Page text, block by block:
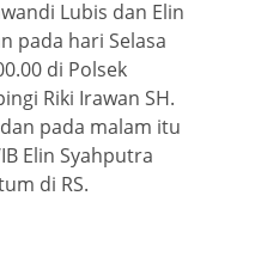
Lubis dan Elin
pada hari Selasa
di Polsek
Riki Irawan SH.
pada malam itu
Elin Syahputra
di RS.